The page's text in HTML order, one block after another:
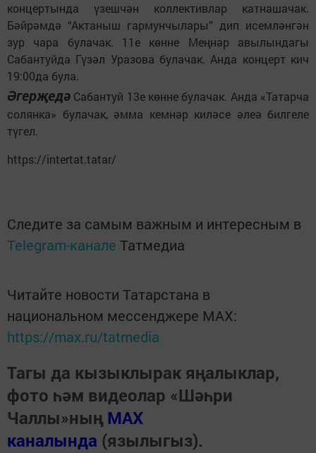
концертында үзешчән коллективлар катнашачак.
Бәйрәмдә “Актаныш гармунчылары” дип исемләнгән
зур чара булачак. 11е көнне Меңнәр авылындагы
Сабантуйда Гүзәл Уразова булачак. Анда концерт кич
19:00да була.
Әгерҗедә Сабантуй 13е көнне булачак. Анда «Татарча
солянка» булачак, әмма кемнәр киләсе әлеә билгеле
түгел.
https://intertat.tatar/
Следите за самым важным и интересным в
Telegram-канале Татмедиа
Читайте новости Татарстана в
национальном мессенджере MАХ:
https://max.ru/tatmedia
Тагы да кызыклырак яңалыклар,
фото һәм видеолар «Шәһри
Чаллы»ның MAX
каналында (язылыгыз).